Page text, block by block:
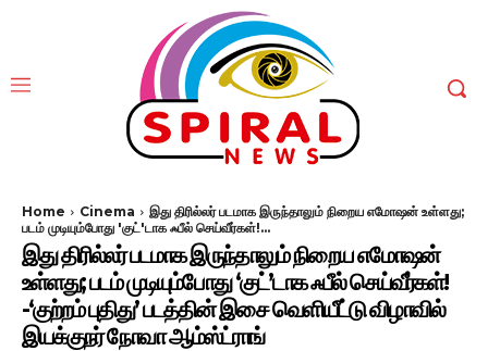
Home Cinema
இது திரில்லர் படமாக இருந்தாலும் நிறைய எமோஷன் உள்ளது;
படம் முடியும்போது 'குட்'டாக ஃபீல் செய்வீர்கள்!...
இது திரில்லர் படமாக இருந்தாலும் நிறைய எமோஷன்
உள்ளது; படம் முடியும்போது ‘குட்’டாக ஃபீல் செய்வீர்கள்!
-‘குற்றம் புதிது’ படத்தின் இசை வெளியீட்டு விழாவில்
இயக்குநர் நோவா ஆம்ஸ்ட்ராங்